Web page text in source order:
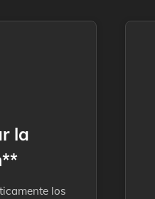
la
los